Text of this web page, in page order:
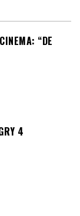
“DE
4